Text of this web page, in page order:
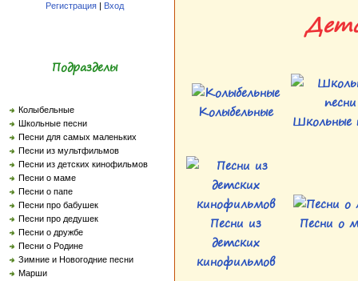
Регистрация | Вход
Подразделы
Колыбельные
Школьные песни
Песни для самых маленьких
Песни из мультфильмов
Песни из детских кинофильмов
Песни о маме
Песни о папе
Песни про бабушек
Песни про дедушек
Песни о дружбе
Песни о Родине
Зимние и Новогодние песни
Марши
Колыбельные Школьные
Песни из
детских
кинофильмов
Песни о